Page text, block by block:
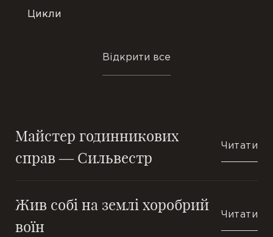
Філософська поезія
Ранні вірші
В одну строфу
Цикли
Притчі
Новели
Повісті
Відкрити все
Майстер годинникових
справ — Сильвестр
Читати
Жив собі на землі хоробрий
воїн
Читати